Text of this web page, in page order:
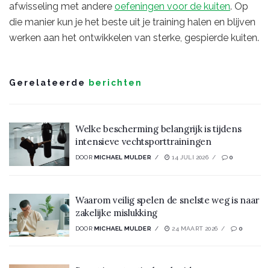
afwisseling met andere oefeningen voor de kuiten. Op
die manier kun je het beste uit je training halen en blijven
werken aan het ontwikkelen van sterke, gespierde kuiten.
Gerelateerde berichten
Welke bescherming belangrijk is tijdens
intensieve vechtsporttrainingen
DOOR MICHAEL MULDER 14 JULI 2026 0
Waarom veilig spelen de snelste weg is naar
zakelijke mislukking
DOOR MICHAEL MULDER 24 MAART 2026 0